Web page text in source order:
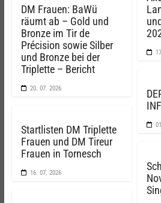
DM Frauen: BaWü
räumt ab – Gold und
Bronze im Tir de
Précision sowie Silber
und Bronze bei der
Triplette – Bericht
20. 07. 2026
Startlisten DM Triplette
Frauen und DM Tireur
Frauen in Tornesch
16. 07. 2026